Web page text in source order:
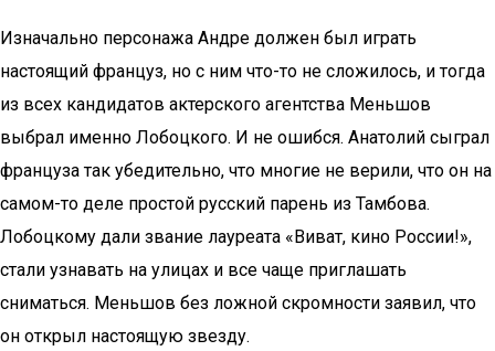
Изначально персонажа Андре должен был играть
настоящий француз, но с ним что-то не сложилось, и тогда
из всех кандидатов актерского агентства Меньшов
выбрал именно Лобоцкого. И не ошибся. Анатолий сыграл
француза так убедительно, что многие не верили, что он на
самом-то деле простой русский парень из Тамбова.
Лобоцкому дали звание лауреата «Виват, кино России!»,
стали узнавать на улицах и все чаще приглашать
сниматься. Меньшов без ложной скромности заявил, что
он открыл настоящую звезду.